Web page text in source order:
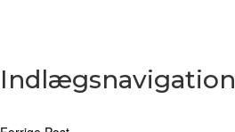
Indlægsnavigation